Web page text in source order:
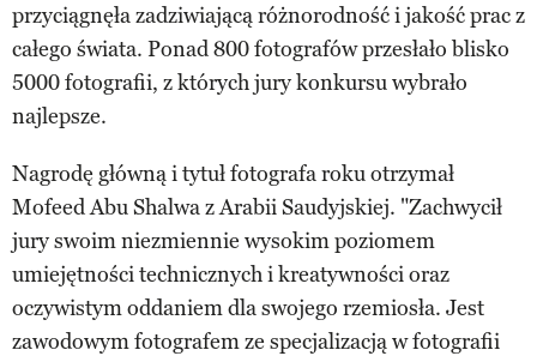
przyciągnęła zadziwiającą różnorodność i jakość prac z
całego świata. Ponad 800 fotografów przesłało blisko
5000 fotografii, z których jury konkursu wybrało
najlepsze.
Nagrodę główną i tytuł fotografa roku otrzymał
Mofeed Abu Shalwa z Arabii Saudyjskiej. "Zachwycił
jury swoim niezmiennie wysokim poziomem
umiejętności technicznych i kreatywności oraz
oczywistym oddaniem dla swojego rzemiosła. Jest
zawodowym fotografem ze specjalizacją w fotografii